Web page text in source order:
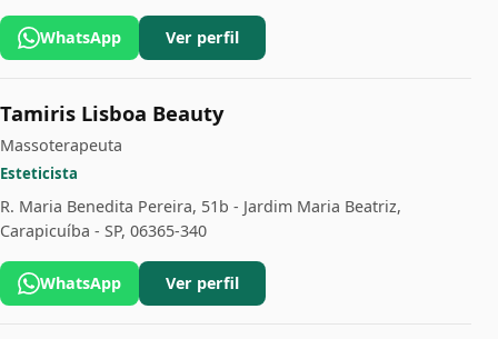
WhatsApp Ver perfil
Tamiris Lisboa Beauty
Massoterapeuta
Esteticista
R. Maria Benedita Pereira, 51b - Jardim Maria Beatriz,
Carapicuíba - SP, 06365-340
WhatsApp Ver perfil